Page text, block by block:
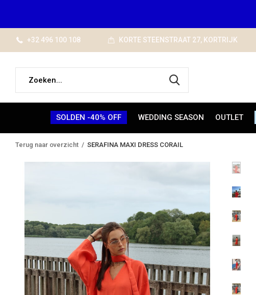
SOLDEN -40% OFF WEDDING SEASON OUTLET
+32 496 100 108 KORTE STEENSTRAAT 27, KORTRIJK
Terug naar overzicht SERAFINA MAXI DRESS CORAIL